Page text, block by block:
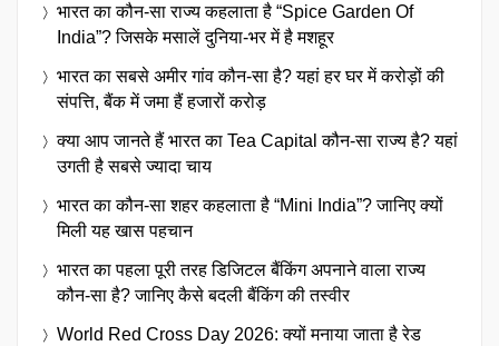
भारत का कौन-सा राज्य कहलाता है “Spice Garden Of
India”? जिसके मसालें दुनिया-भर में है मशहूर
भारत का सबसे अमीर गांव कौन-सा है? यहां हर घर में करोड़ों की
संपत्ति, बैंक में जमा हैं हजारों करोड़
क्या आप जानते हैं भारत का Tea Capital कौन-सा राज्य है? यहां
उगती है सबसे ज्यादा चाय
भारत का कौन-सा शहर कहलाता है “Mini India”? जानिए क्यों
मिली यह खास पहचान
भारत का पहला पूरी तरह डिजिटल बैंकिंग अपनाने वाला राज्य
कौन-सा है? जानिए कैसे बदली बैंकिंग की तस्वीर
World Red Cross Day 2026: क्यों मनाया जाता है रेड